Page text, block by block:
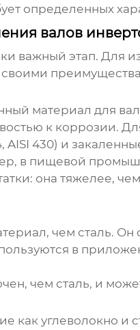
определенных
валов
важный этап. Для
материал для
к коррозии.
AISI 430) и
в пищевой
она тяжелее,
чем сталь.
в
чем сталь, и
как углеволокно